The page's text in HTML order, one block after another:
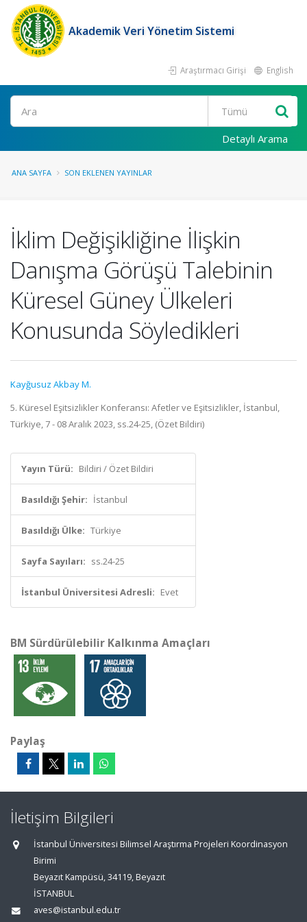
Akademik Veri Yönetim Sistemi
Araştırmacı Girişi English
Ara
Detaylı Arama
ANA SAYFA SON EKLENEN YAYINLAR
İklim Değişikliğine İlişkin
Danışma Görüşü Talebinin
Küresel Güney Ülkeleri
Konusunda Söyledikleri
Kayğusuz Akbay M.
5. Küresel Eşitsizlikler Konferansı: Afetler ve Eşitsizlikler, İstanbul,
Türkiye, 7 - 08 Aralık 2023, ss.24-25, (Özet Bildiri)
Yayın Türü: Bildiri / Özet Bildiri
Basıldığı Şehir: İstanbul
Basıldığı Ülke: Türkiye
Sayfa Sayıları: ss.24-25
İstanbul Üniversitesi Adresli: Evet
BM Sürdürülebilir Kalkınma Amaçları
Paylaş
İletişim Bilgileri
İstanbul Üniversitesi Bilimsel Araştırma Projeleri Koordinasyon
Birimi
Beyazıt Kampüsü, 34119, Beyazıt
İSTANBUL
aves@istanbul.edu.tr